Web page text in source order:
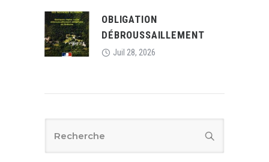
OBLIGATION
DÉBROUSSAILLEMENT
Juil 28, 2026